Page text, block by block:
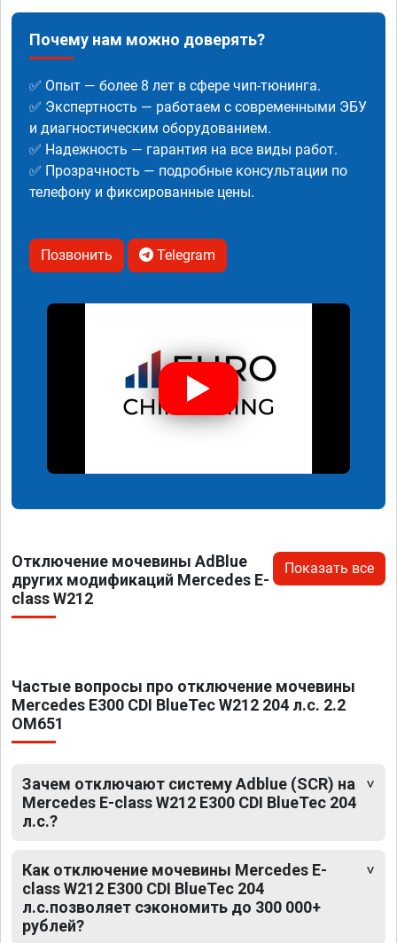
Почему нам можно доверять?
✅ Опыт — более 8 лет в сфере чип-тюнинга.
✅ Экспертность — работаем с современными ЭБУ
и диагностическим оборудованием.
✅ Надежность — гарантия на все виды работ.
✅ Прозрачность — подробные консультации по
телефону и фиксированные цены.
Позвонить Telegram
Отключение мочевины AdBlue
других модификаций Mercedes E-
class W212
Показать все
Частые вопросы про отключение мочевины
Mercedes E300 CDI BlueTec W212 204 л.с. 2.2
OM651
Зачем отключают систему Adblue (SCR) на
Mercedes E-class W212 E300 CDI BlueTec 204
л.с.?
Как отключение мочевины Mercedes E-
class W212 E300 CDI BlueTec 204
л.с.позволяет сэкономить до 300 000+
рублей?